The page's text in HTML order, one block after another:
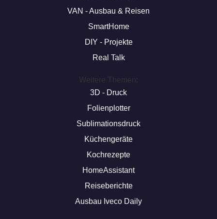
VAN - Ausbau & Reisen
SmartHome
DIY - Projekte
Real Talk
Weitere Themen:
3D - Druck
Folienplotter
Sublimationsdruck
Küchengeräte
Kochrezepte
HomeAssistant
Reiseberichte
Ausbau Iveco Daily